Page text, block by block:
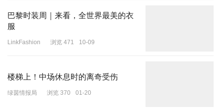
巴黎时装周｜来看，全世界最美的衣
服
LinkFashion 浏览 471 10-09
楼梯上！中场休息时的离奇受伤
绿茵情报局 浏览 370 01-20